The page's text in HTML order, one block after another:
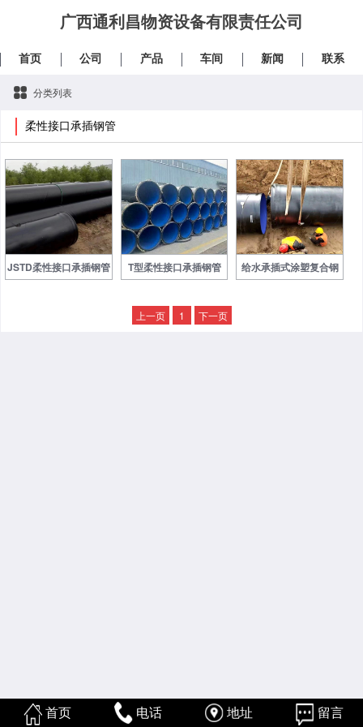
广西通利昌物资设备有限责任公司
首页 公司 产品 车间 新闻 联系
分类列表
柔性接口承插钢管
JSTD柔性接口承插钢管 T型柔性接口承插钢管
给水承插式涂塑复合钢
上一页 1 下一页
首页 电话 地址 留言